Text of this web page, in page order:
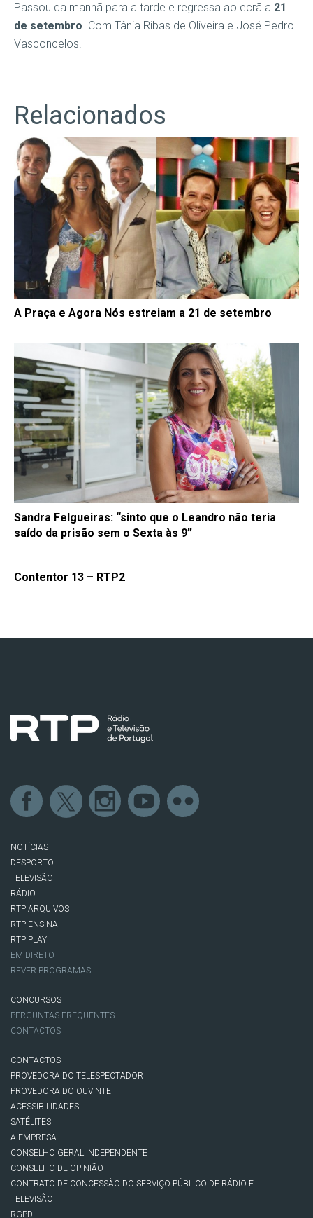
Passou da manhã para a tarde e regressa ao ecrã a 21
de setembro. Com Tânia Ribas de Oliveira e José Pedro
Vasconcelos.
Relacionados
A Praça e Agora Nós estreiam a 21 de setembro
Sandra Felgueiras: “sinto que o Leandro não teria
saído da prisão sem o Sexta às 9”
Contentor 13 – RTP2
NOTÍCIAS
DESPORTO
TELEVISÃO
RÁDIO
RTP ARQUIVOS
RTP ENSINA
RTP PLAY
EM DIRETO
REVER PROGRAMAS
CONCURSOS
PERGUNTAS FREQUENTES
CONTACTOS
CONTACTOS
PROVEDORA DO TELESPECTADOR
PROVEDORA DO OUVINTE
ACESSIBILIDADES
SATÉLITES
A EMPRESA
CONSELHO GERAL INDEPENDENTE
CONSELHO DE OPINIÃO
CONTRATO DE CONCESSÃO DO SERVIÇO PÚBLICO DE RÁDIO E
TELEVISÃO
RGPD